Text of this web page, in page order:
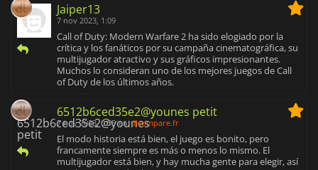
Jaiper13
7 nov 2023, 1:09
Call of Duty: Modern Warfare 2 ha sido elogiado por la
crítica y los fanáticos por su campaña cinematográfica, su
multijugador atractivo y sus gráficos impresionantes.
Muchos lo consideran uno de los mejores juegos de Call
of Duty de los últimos años.
6512b6ced35e2@younes petit
7 nov 2023, 0:55 en dlcompare.fr
El modo historia está bien, el juego es bonito, pero
francamente siempre es más o menos lo mismo. El
multijugador está bien, y hay mucha gente para elegir, así